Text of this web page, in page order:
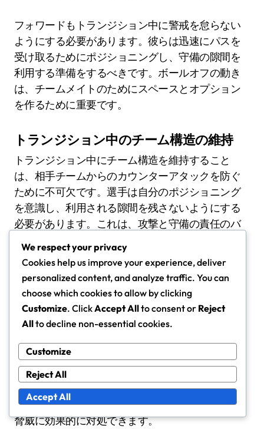
フォワードもトランジション中に警戒を怠らない
ようにする必要があります。彼らは迅速にパスを
受け取るためにポジショニングし、守備の隙間を
利用する準備をするべきです。ボールオフの動き
は、チームメイトのためにスペースとオプション
を作るために重要です。
トランジション中のチーム構造の維持
トランジション中にチーム構造を維持すること
は、相手チームからのカウンターアタックを防ぐ
ために不可欠です。選手は自分のポジショニング
を意識し、利用される隙間を残さないようにする
必要があります。これは、攻撃と守備の責任のバ
コミュニケーションが重要です。選手は自分の意
図を呼びかけ、全員が同じページにいることを確
認する必要があります。これにより、形を維持
し、攻撃が失敗した場合に迅速に調整できるよう
さらに、ボールを失った場合に迅速に戻ることが
できる選手を数人指定しておくべきです。これに
より、守備ラインが維持され、相手からの即時の
脅威に効果的に対処できます。
We respect your privacy
Cookies help us improve your experience, deliver
personalized content, and analyze traffic. You can
choose which cookies to allow by clicking
Customize. ClickAccept Allto consent or Reject
Allto decline non-essential cookies.
Customize
Reject All
Accept All